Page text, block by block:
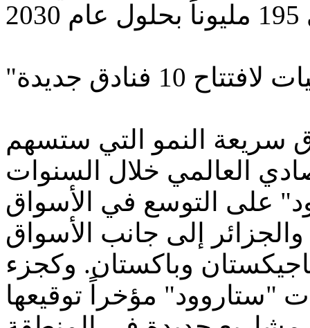
10 فنادق جديدة
سريعة النمو التي ستسهم
الاقتصادي العالمي خلال السنوات
على التوسع في الأسواق
والجزائر إلى جانب الأسواق
وباكستان. وكجزء
"ستاروود" مؤخراً توقيعها